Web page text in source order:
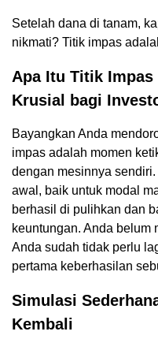
Setelah dana di tanam,
nikmati? Titik impas
Apa Itu Titik Impas
Krusial bagi
Bayangkan Anda
impas adalah momen
dengan mesinnya
awal, baik untuk modal
berhasil di pulihkan dan
keuntungan. Anda belum
Anda sudah tidak perlu
pertama keberhasilan
Simulasi
Kembali